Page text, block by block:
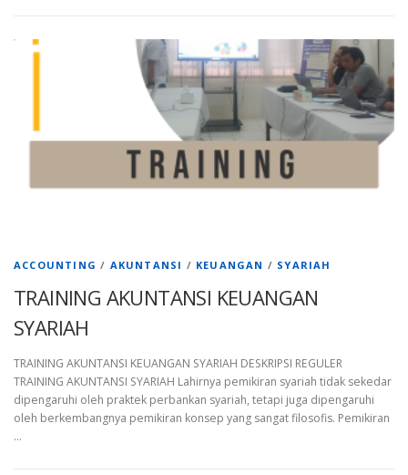
ACCOUNTING / AKUNTANSI / KEUANGAN / SYARIAH
TRAINING AKUNTANSI KEUANGAN
SYARIAH
TRAINING AKUNTANSI KEUANGAN SYARIAH DESKRIPSI REGULER
TRAINING AKUNTANSI SYARIAH Lahirnya pemikiran syariah tidak sekedar
dipengaruhi oleh praktek perbankan syariah, tetapi juga dipengaruhi
oleh berkembangnya pemikiran konsep yang sangat filosofis. Pemikiran
…